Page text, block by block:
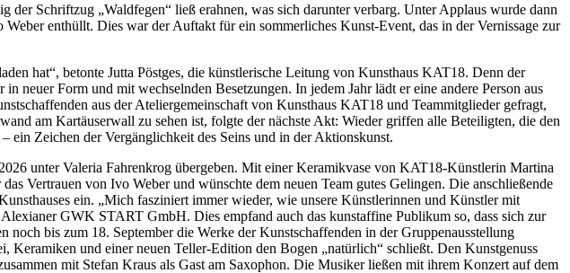
Schriftzug „Waldfegen“ ließ erahnen, was sich darunter verbarg. Unter Applaus wurde dann
enthüllt. Dies war der Auftakt für ein sommerliches Kunst-Event, das in der Vernissage zur
hat“, betonte Jutta Pöstges, die künstlerische Leitung von Kunsthaus KAT18. Denn der
neuer Form und mit wechselnden Besetzungen. In jedem Jahr lädt er eine andere Person aus
aus der Ateliergemeinschaft von Kunsthaus KAT18 und Teammitglieder gefragt,
am Kartäuserwall zu sehen ist, folgte der nächste Akt: Wieder griffen alle Beteiligten, die den
ein Zeichen der Vergänglichkeit des Seins und in der Aktionskunst.
unter Valeria Fahrenkrog übergeben. Mit einer Keramikvase von KAT18-Künstlerin Martina
Vertrauen von Ivo Weber und wünschte dem neuen Team gutes Gelingen. Die anschließende
ein. „Mich fasziniert immer wieder, wie unsere Künstlerinnen und Künstler mit
GWK START GmbH. Dies empfand auch das kunstaffine Publikum so, dass sich zur
bis zum 18. September die Werke der Kunstschaffenden in der Gruppenausstellung
und einer neuen Teller-Edition den Bogen „natürlich“ schließt. Den Kunstgenuss
mit Stefan Kraus als Gast am Saxophon. Die Musiker ließen mit ihrem Konzert auf dem